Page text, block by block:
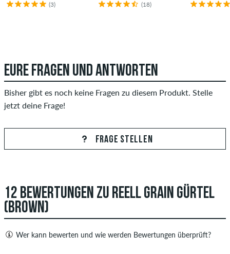
(3) (18)
EURE FRAGEN UND ANTWORTEN
Bisher gibt es noch keine Fragen zu diesem Produkt. Stelle
jetzt deine Frage!
FRAGE STELLEN
12 BEWERTUNGEN ZU REELL GRAIN GÜRTEL
(BROWN)
Wer kann bewerten und wie werden Bewertungen überprüft?